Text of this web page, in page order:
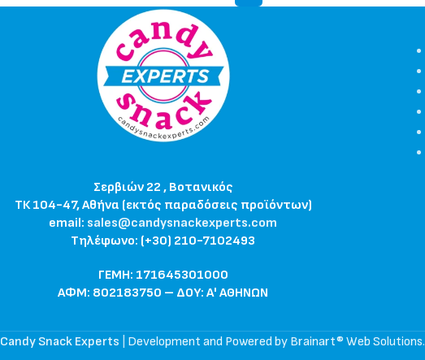
Σερβιών 22 , Βοτανικός
ΤΚ 104-47, Αθήνα (εκτός παραδόσεις προϊόντων)
email: sales@candysnackexperts.com
Τηλέφωνο: (+30) 210-7102493
ΓΕΜΗ: 171645301000
ΑΦΜ: 802183750 – ΔΟΥ: Α' ΑΘΗΝΩΝ
Candy Snack Experts Development and Powered by Brainart® Web Solutions.